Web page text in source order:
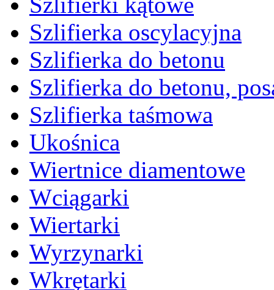
Szlifierka oscylacyjna
Szlifierka do betonu
Szlifierka do betonu,
Szlifierka taśmowa
Ukośnica
Wiertnice diamentowe
Wciągarki
Wiertarki
Wyrzynarki
Wkrętarki